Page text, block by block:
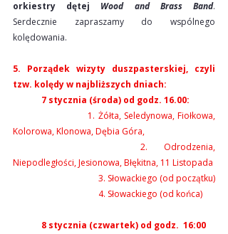
orkiestry dętej Wood and Brass Band.
Serdecznie zapraszamy do wspólnego
kolędowania.
5. Porządek wizyty duszpasterskiej, czyli
tzw. kolędy w najbliższych dniach:
	7 stycznia (środa) od godz. 16.00:
1. Żółta, Seledynowa, Fiołkowa,
Kolorowa, Klonowa, Dębia Góra,
			2. Odrodzenia,
Niepodległości, Jesionowa, Błękitna, 11 Listopada
			3. Słowackiego (od początku)
			4. Słowackiego (od końca)
	8 stycznia (czwartek) od godz.  16:00